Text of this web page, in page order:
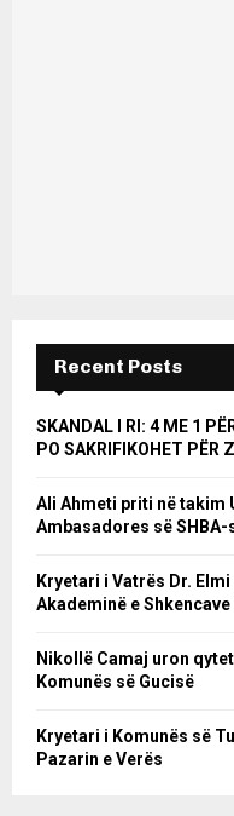
Recent Posts
SKANDAL I RI: 4 ME 1
PO SAKRIFIKOHET PËR
Ali Ahmeti priti në takim
Ambasadores së
Kryetari i Vatrës Dr.
Akademinë e
Nikollë Camaj uron
Komunës së Gucisë
Kryetari i Komunës së
Pazarin e Verës